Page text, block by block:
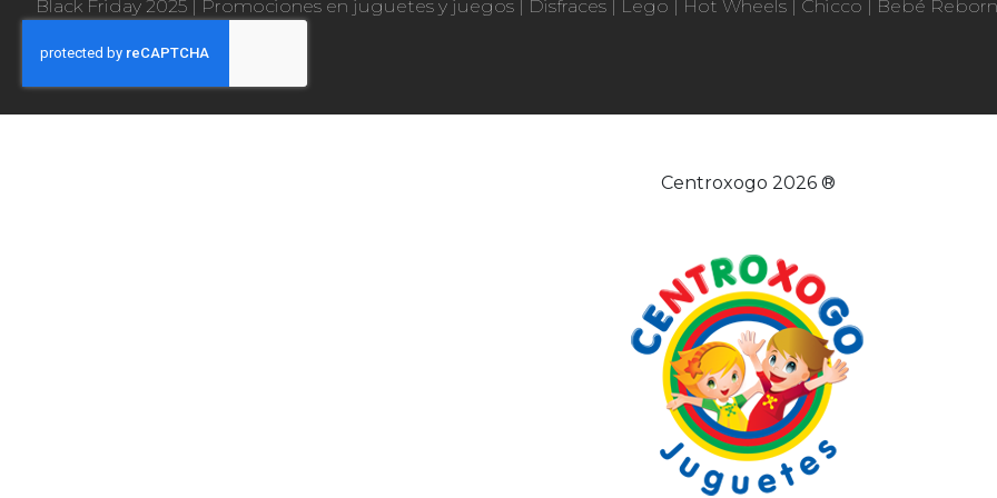
Black Friday 2025 | Promociones en juguetes y juegos | Disfraces | Lego | Hot Wheels | Chicco | Bebé Reborn
Centroxogo 2026 ®